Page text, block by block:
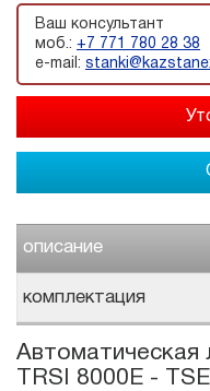
Ваш консультант
моб.: +7 771 780 28 38
e-mail:
описание
комплектация
Автоматическая
TRSI 8000E -